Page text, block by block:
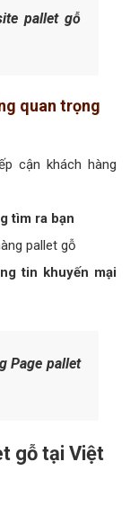
pallet gỗ
quan trọng
cận khách hàng
tìm ra bạn
pallet gỗ
tin khuyến mại
Page pallet
gỗ tại Việt